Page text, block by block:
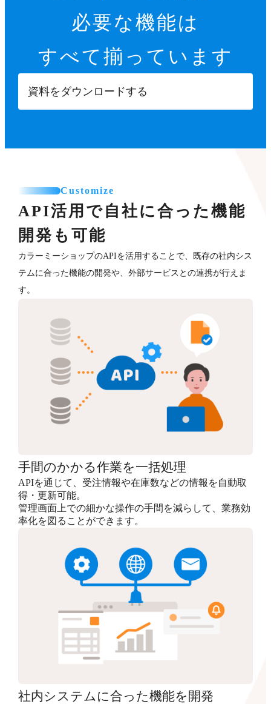
必要な機能は
すべて揃っています
資料をダウンロードする
Customize
API活用で自社に合った機能
開発も可能
カラーミーショップのAPIを活用することで、既存の社内シス
テムに合った機能の開発や、外部サービスとの連携が行えま
す。
手間のかかる作業を一括処理
APIを通じて、受注情報や在庫数などの情報を自動取
得・更新可能。
管理画面上での細かな操作の手間を減らして、業務効
率化を図ることができます。
社内システムに合った機能を開発